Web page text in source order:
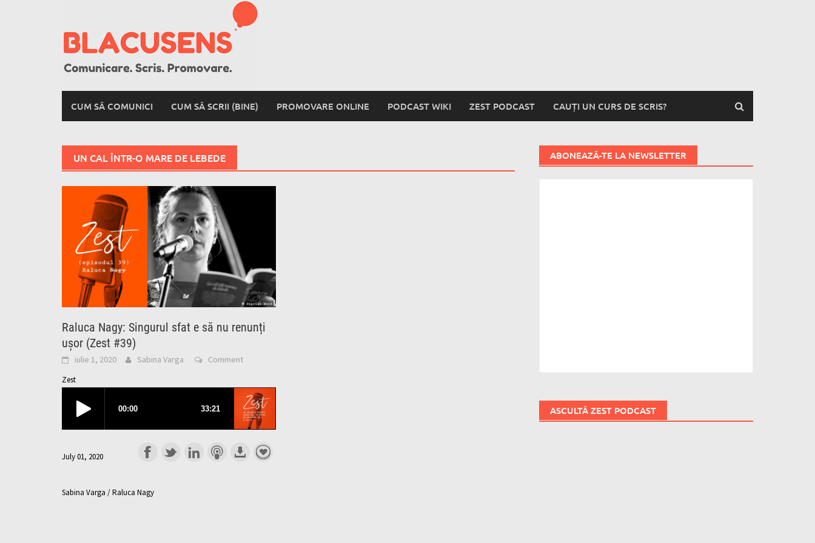
CUM SĂ COMUNICI CUM SĂ SCRII (BINE) PROMOVARE ONLINE PODCAST WIKI ZEST PODCAST CAUȚI UN CURS DE SCRIS?
UN CAL ÎNTR-O MARE DE LEBEDE
Raluca Nagy: Singurul sfat e să nu renunți
ușor (Zest #39)
iulie 1, 2020 Sabina Varga Comment
Zest
July 01, 2020
Sabina Varga / Raluca Nagy
ABONEAZĂ-TE LA NEWSLETTER
ASCULTĂ ZEST PODCAST